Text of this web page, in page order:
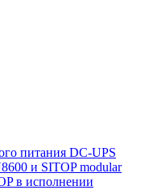
питания DC-UPS
и SITOP modular
в исполнении